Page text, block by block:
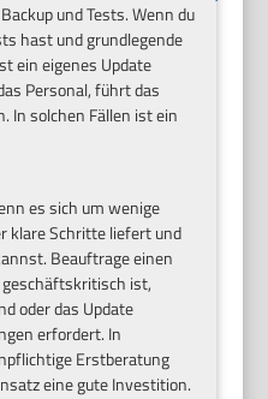
und Tests. Wenn du
hast und grundlegende
ein eigenes Update
Personal, führt das
In solchen Fällen ist ein
es sich um wenige
klare Schritte liefert und
Beauftrage einen
geschäftskritisch ist,
oder das Update
erfordert. In
Erstberatung
eine gute Investition.